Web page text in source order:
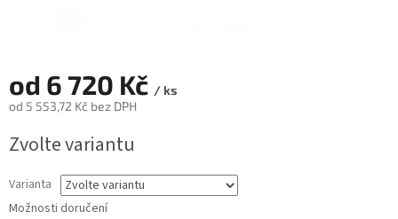
od 6 720 Kč / ks
od 5 553,72 Kč bez DPH
cena:
Zvolte variantu
Varianta
Možnosti doručení